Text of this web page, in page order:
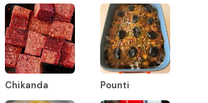
Chikanda Pounti